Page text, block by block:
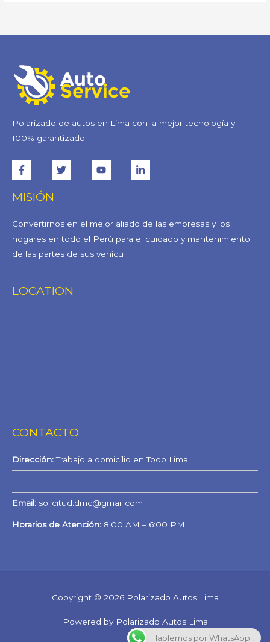
Polarizado de autos en Lima con la mejor tecnología y
100% garantizado
MISIÓN
Convertirnos en el mejor aliado de las empresas y los
hogares en todo el Perú para el cuidado y mantenimiento
de las partes de sus vehícu
LOCATION
CONTACTO
Dirección:Trabajo a domicilio en Todo Lima
Email: solicitud.dmc@gmail.com
Horarios de Atención: 8:00 AM – 6:00 PM
Copyright © 2026 Polarizado Autos Lima
Powered by Polarizado Autos Lima
Hablemos por WhatsApp !